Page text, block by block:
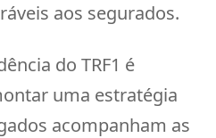
aos segurados.
do TRF1 é
uma estratégia
acompanham as